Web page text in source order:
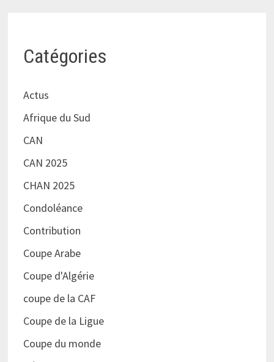
Catégories
Actus
Afrique du Sud
CAN
CAN 2025
CHAN 2025
Condoléance
Contribution
Coupe Arabe
Coupe d'Algérie
coupe de la CAF
Coupe de la Ligue
Coupe du monde